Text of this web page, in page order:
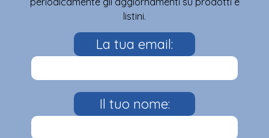
listini.
La tua email:
Il tuo nome: